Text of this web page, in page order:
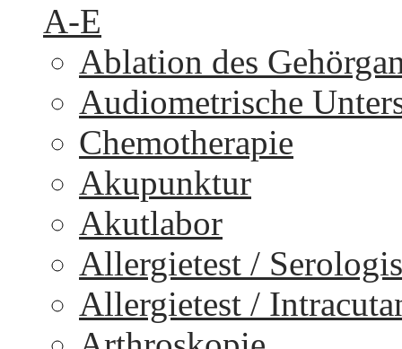
A-E
Ablation des
Audiometrische
Chemotherapie
Akupunktur
Akutlabor
Allergietest /
Allergietest /